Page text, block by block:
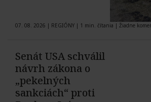
07. 08. 2026 | REGIÓNY | 1 min. čítania | Žiadne
Senát USA schválil
návrh zákona o
„pekelných
sankciách“ proti